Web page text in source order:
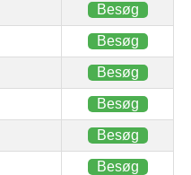
Besøg
Besøg
Besøg
Besøg
Besøg
Besøg